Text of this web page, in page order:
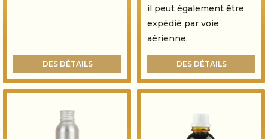
DES DÉTAILS
il peut également être
expédié par voie
aérienne.
DES DÉTAILS